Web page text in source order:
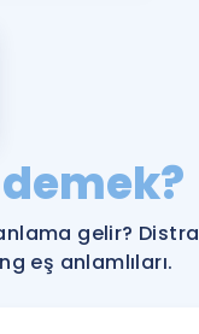
YDS ve YÖKDİL
YDS ve YÖKDİL'e
Tüm ÖSYM
gelir?
eş anlamlıları.